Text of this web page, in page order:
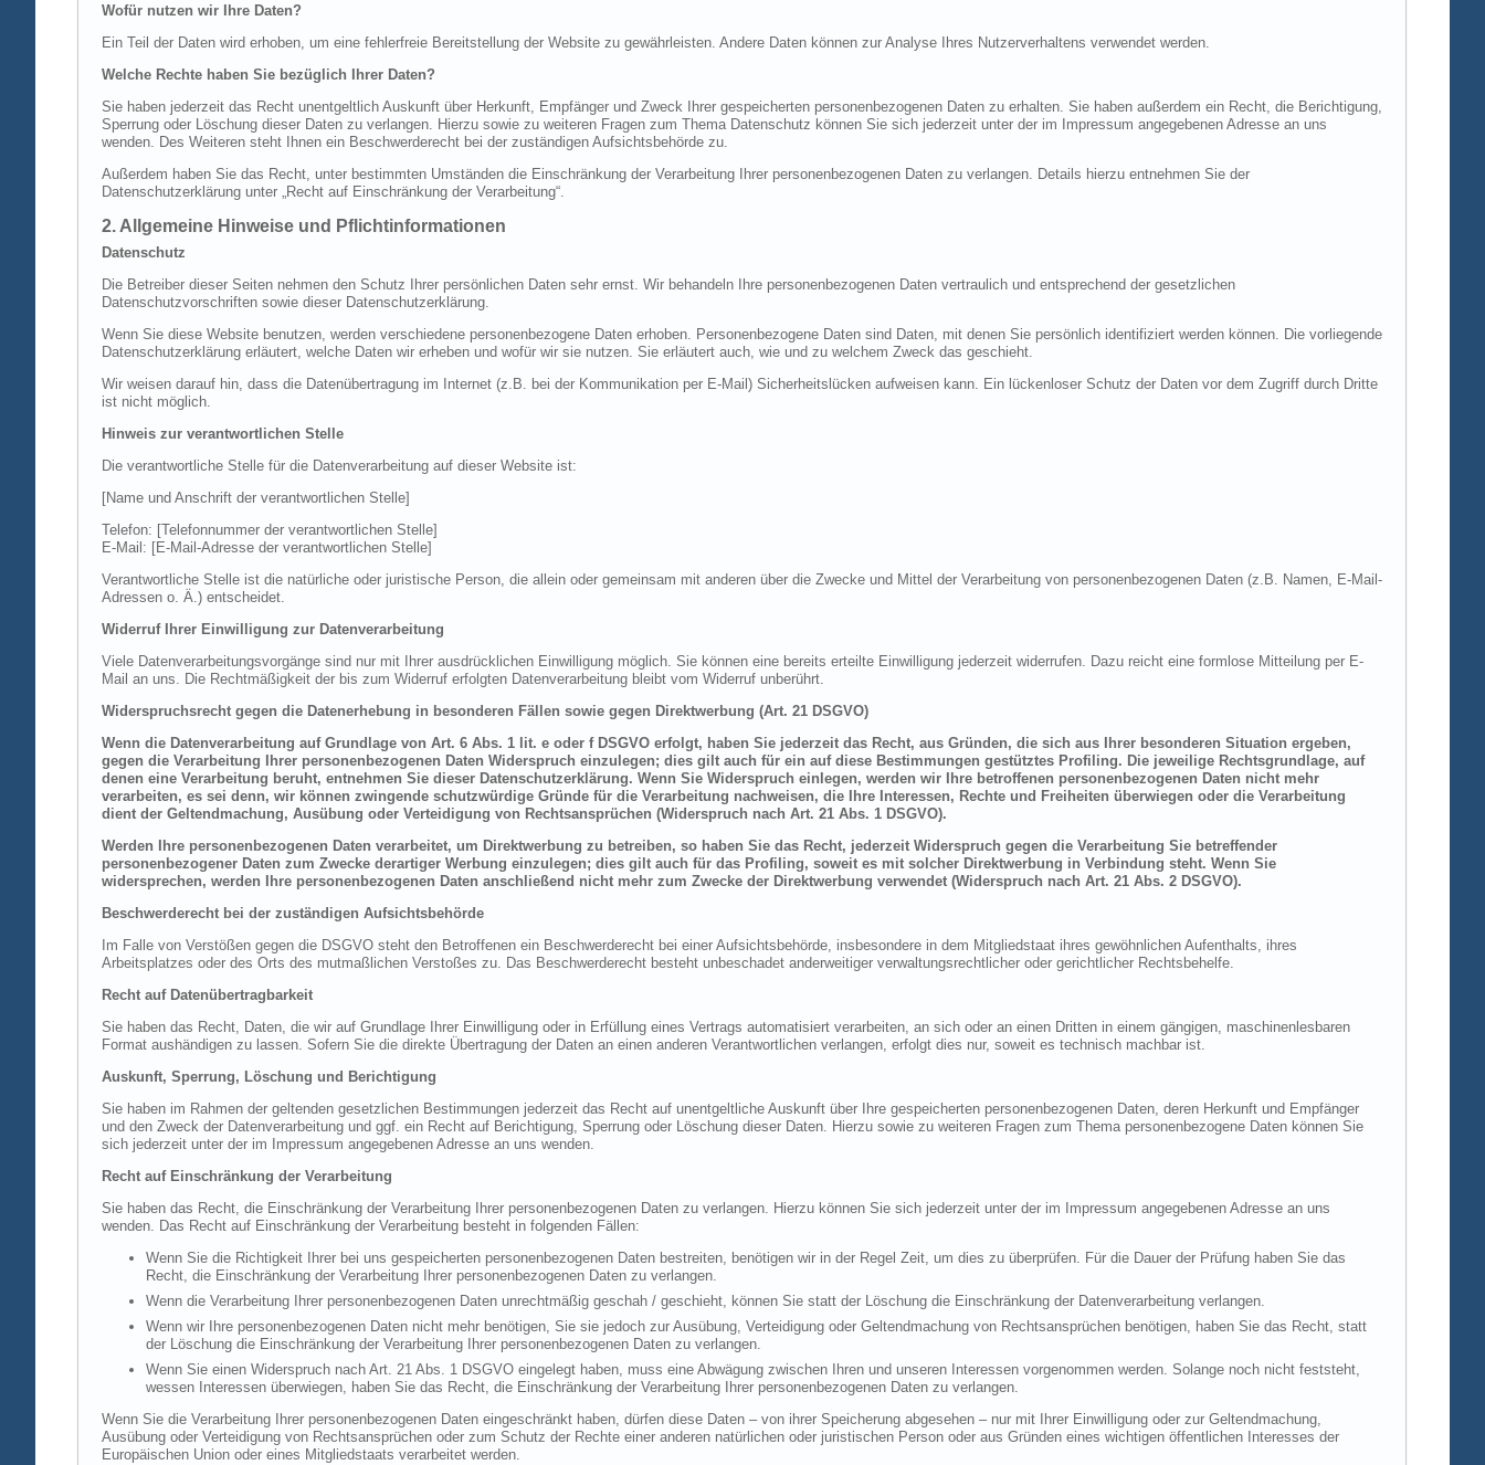
Wofür nutzen wir Ihre Daten?
Ein Teil der Daten wird erhoben, um eine fehlerfreie Bereitstellung der Website zu gewährleisten. Andere Daten können zur Analyse Ihres Nutzerverhaltens verwendet werden.
Welche Rechte haben Sie bezüglich Ihrer Daten?
Sie haben jederzeit das Recht unentgeltlich Auskunft über Herkunft, Empfänger und Zweck Ihrer gespeicherten personenbezogenen Daten zu erhalten. Sie haben außerdem ein Recht, die Berichtigung,
Sperrung oder Löschung dieser Daten zu verlangen. Hierzu sowie zu weiteren Fragen zum Thema Datenschutz können Sie sich jederzeit unter der im Impressum angegebenen Adresse an uns
wenden. Des Weiteren steht Ihnen ein Beschwerderecht bei der zuständigen Aufsichtsbehörde zu.
Außerdem haben Sie das Recht, unter bestimmten Umständen die Einschränkung der Verarbeitung Ihrer personenbezogenen Daten zu verlangen. Details hierzu entnehmen Sie der
Datenschutzerklärung unter „Recht auf Einschränkung der Verarbeitung“.
2. Allgemeine Hinweise und Pflichtinformationen
Datenschutz
Die Betreiber dieser Seiten nehmen den Schutz Ihrer persönlichen Daten sehr ernst. Wir behandeln Ihre personenbezogenen Daten vertraulich und entsprechend der gesetzlichen
Datenschutzvorschriften sowie dieser Datenschutzerklärung.
Wenn Sie diese Website benutzen, werden verschiedene personenbezogene Daten erhoben. Personenbezogene Daten sind Daten, mit denen Sie persönlich identifiziert werden können. Die vorliegende
Datenschutzerklärung erläutert, welche Daten wir erheben und wofür wir sie nutzen. Sie erläutert auch, wie und zu welchem Zweck das geschieht.
Wir weisen darauf hin, dass die Datenübertragung im Internet (z.B. bei der Kommunikation per E-Mail) Sicherheitslücken aufweisen kann. Ein lückenloser Schutz der Daten vor dem Zugriff durch Dritte
ist nicht möglich.
Hinweis zur verantwortlichen Stelle
Die verantwortliche Stelle für die Datenverarbeitung auf dieser Website ist:
[Name und Anschrift der verantwortlichen Stelle]
Telefon: [Telefonnummer der verantwortlichen Stelle]
E-Mail: [E-Mail-Adresse der verantwortlichen Stelle]
Verantwortliche Stelle ist die natürliche oder juristische Person, die allein oder gemeinsam mit anderen über die Zwecke und Mittel der Verarbeitung von personenbezogenen Daten (z.B. Namen, E-Mail-
Adressen o. Ä.) entscheidet.
Widerruf Ihrer Einwilligung zur Datenverarbeitung
Viele Datenverarbeitungsvorgänge sind nur mit Ihrer ausdrücklichen Einwilligung möglich. Sie können eine bereits erteilte Einwilligung jederzeit widerrufen. Dazu reicht eine formlose Mitteilung per E-
Mail an uns. Die Rechtmäßigkeit der bis zum Widerruf erfolgten Datenverarbeitung bleibt vom Widerruf unberührt.
Widerspruchsrecht gegen die Datenerhebung in besonderen Fällen sowie gegen Direktwerbung (Art. 21 DSGVO)
Wenn die Datenverarbeitung auf Grundlage von Art. 6 Abs. 1 lit. e oder f DSGVO erfolgt, haben Sie jederzeit das Recht, aus Gründen, die sich aus Ihrer besonderen Situation ergeben,
gegen die Verarbeitung Ihrer personenbezogenen Daten Widerspruch einzulegen; dies gilt auch für ein auf diese Bestimmungen gestütztes Profiling. Die jeweilige Rechtsgrundlage, auf
denen eine Verarbeitung beruht, entnehmen Sie dieser Datenschutzerklärung. Wenn Sie Widerspruch einlegen, werden wir Ihre betroffenen personenbezogenen Daten nicht mehr
verarbeiten, es sei denn, wir können zwingende schutzwürdige Gründe für die Verarbeitung nachweisen, die Ihre Interessen, Rechte und Freiheiten überwiegen oder die Verarbeitung
dient der Geltendmachung, Ausübung oder Verteidigung von Rechtsansprüchen (Widerspruch nach Art. 21 Abs. 1 DSGVO).
Werden Ihre personenbezogenen Daten verarbeitet, um Direktwerbung zu betreiben, so haben Sie das Recht, jederzeit Widerspruch gegen die Verarbeitung Sie betreffender
personenbezogener Daten zum Zwecke derartiger Werbung einzulegen; dies gilt auch für das Profiling, soweit es mit solcher Direktwerbung in Verbindung steht. Wenn Sie
widersprechen, werden Ihre personenbezogenen Daten anschließend nicht mehr zum Zwecke der Direktwerbung verwendet (Widerspruch nach Art. 21 Abs. 2 DSGVO).
Beschwerderecht bei der zuständigen Aufsichtsbehörde
Im Falle von Verstößen gegen die DSGVO steht den Betroffenen ein Beschwerderecht bei einer Aufsichtsbehörde, insbesondere in dem Mitgliedstaat ihres gewöhnlichen Aufenthalts, ihres
Arbeitsplatzes oder des Orts des mutmaßlichen Verstoßes zu. Das Beschwerderecht besteht unbeschadet anderweitiger verwaltungsrechtlicher oder gerichtlicher Rechtsbehelfe.
Recht auf Datenübertragbarkeit
Sie haben das Recht, Daten, die wir auf Grundlage Ihrer Einwilligung oder in Erfüllung eines Vertrags automatisiert verarbeiten, an sich oder an einen Dritten in einem gängigen, maschinenlesbaren
Format aushändigen zu lassen. Sofern Sie die direkte Übertragung der Daten an einen anderen Verantwortlichen verlangen, erfolgt dies nur, soweit es technisch machbar ist.
Auskunft, Sperrung, Löschung und Berichtigung
Sie haben im Rahmen der geltenden gesetzlichen Bestimmungen jederzeit das Recht auf unentgeltliche Auskunft über Ihre gespeicherten personenbezogenen Daten, deren Herkunft und Empfänger
und den Zweck der Datenverarbeitung und ggf. ein Recht auf Berichtigung, Sperrung oder Löschung dieser Daten. Hierzu sowie zu weiteren Fragen zum Thema personenbezogene Daten können Sie
sich jederzeit unter der im Impressum angegebenen Adresse an uns wenden.
Recht auf Einschränkung der Verarbeitung
Sie haben das Recht, die Einschränkung der Verarbeitung Ihrer personenbezogenen Daten zu verlangen. Hierzu können Sie sich jederzeit unter der im Impressum angegebenen Adresse an uns
wenden. Das Recht auf Einschränkung der Verarbeitung besteht in folgenden Fällen:
Wenn Sie die Richtigkeit Ihrer bei uns gespeicherten personenbezogenen Daten bestreiten, benötigen wir in der Regel Zeit, um dies zu überprüfen. Für die Dauer der Prüfung haben Sie das
Recht, die Einschränkung der Verarbeitung Ihrer personenbezogenen Daten zu verlangen.
Wenn die Verarbeitung Ihrer personenbezogenen Daten unrechtmäßig geschah / geschieht, können Sie statt der Löschung die Einschränkung der Datenverarbeitung verlangen.
Wenn wir Ihre personenbezogenen Daten nicht mehr benötigen, Sie sie jedoch zur Ausübung, Verteidigung oder Geltendmachung von Rechtsansprüchen benötigen, haben Sie das Recht, statt
der Löschung die Einschränkung der Verarbeitung Ihrer personenbezogenen Daten zu verlangen.
Wenn Sie einen Widerspruch nach Art. 21 Abs. 1 DSGVO eingelegt haben, muss eine Abwägung zwischen Ihren und unseren Interessen vorgenommen werden. Solange noch nicht feststeht,
wessen Interessen überwiegen, haben Sie das Recht, die Einschränkung der Verarbeitung Ihrer personenbezogenen Daten zu verlangen.
Wenn Sie die Verarbeitung Ihrer personenbezogenen Daten eingeschränkt haben, dürfen diese Daten – von ihrer Speicherung abgesehen – nur mit Ihrer Einwilligung oder zur Geltendmachung,
Ausübung oder Verteidigung von Rechtsansprüchen oder zum Schutz der Rechte einer anderen natürlichen oder juristischen Person oder aus Gründen eines wichtigen öffentlichen Interesses der
Europäischen Union oder eines Mitgliedstaats verarbeitet werden.